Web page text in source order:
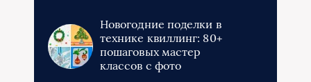
Новогодние поделки в
технике квиллинг: 80+
пошаговых мастер
классов с фото